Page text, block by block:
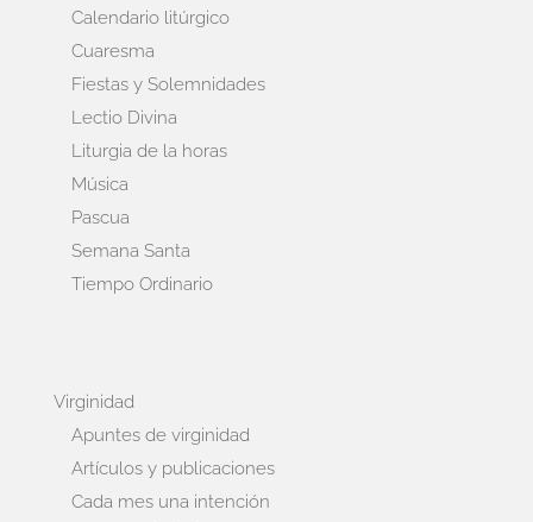
Calendario litúrgico
Cuaresma
Fiestas y Solemnidades
Lectio Divina
Liturgia de la horas
Música
Pascua
Semana Santa
Tiempo Ordinario
Virginidad
Apuntes de virginidad
Artículos y publicaciones
Cada mes una intención